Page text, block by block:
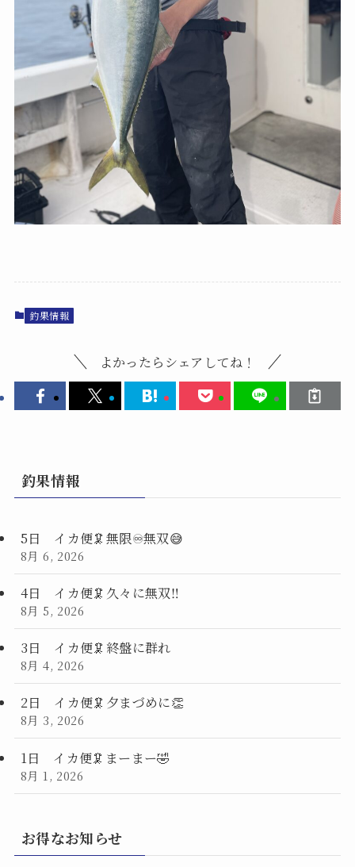
釣果情報
よかったらシェアしてね！
釣果情報
5日 イカ便🦑無限♾️無双😅
8月 6, 2026
4日 イカ便🦑久々に無双‼️
8月 5, 2026
3日 イカ便🦑終盤に群れ
8月 4, 2026
2日 イカ便🦑夕まづめに👏
8月 3, 2026
1日 イカ便🦑まーまー🤣
8月 1, 2026
お得なお知らせ